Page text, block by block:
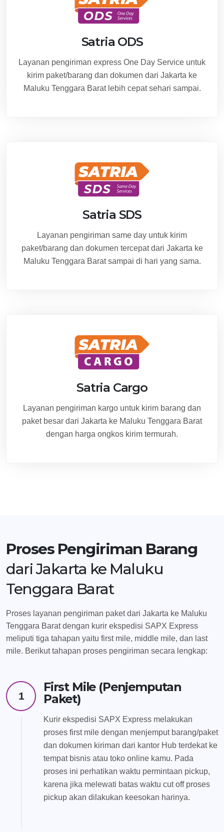
Satria ODS
Layanan pengiriman express One Day Service untuk
kirim paket/barang dan dokumen dari Jakarta ke
Maluku Tenggara Barat lebih cepat sehari sampai.
Satria SDS
Layanan pengiriman same day untuk kirim
paket/barang dan dokumen tercepat dari Jakarta ke
Maluku Tenggara Barat sampai di hari yang sama.
Satria Cargo
Layanan pengiriman kargo untuk kirim barang dan
paket besar dari Jakarta ke Maluku Tenggara Barat
dengan harga ongkos kirim termurah.
Proses Pengiriman Barang
dari Jakarta ke Maluku
Tenggara Barat
Proses layanan pengiriman paket dari Jakarta ke Maluku
Tenggara Barat dengan kurir ekspedisi SAPX Express
meliputi tiga tahapan yaitu first mile, middle mile, dan last
mile. Berikut tahapan proses pengiriman secara lengkap:
1
First Mile (Penjemputan
Paket)
Kurir ekspedisi SAPX Express melakukan
proses first mile dengan menjemput barang/paket
dan dokumen kiriman dari kantor Hub terdekat ke
tempat bisnis atau toko online kamu. Pada
proses ini perhatikan waktu permintaan pickup,
karena jika melewati batas waktu cut off proses
pickup akan dilakukan keesokan harinya.